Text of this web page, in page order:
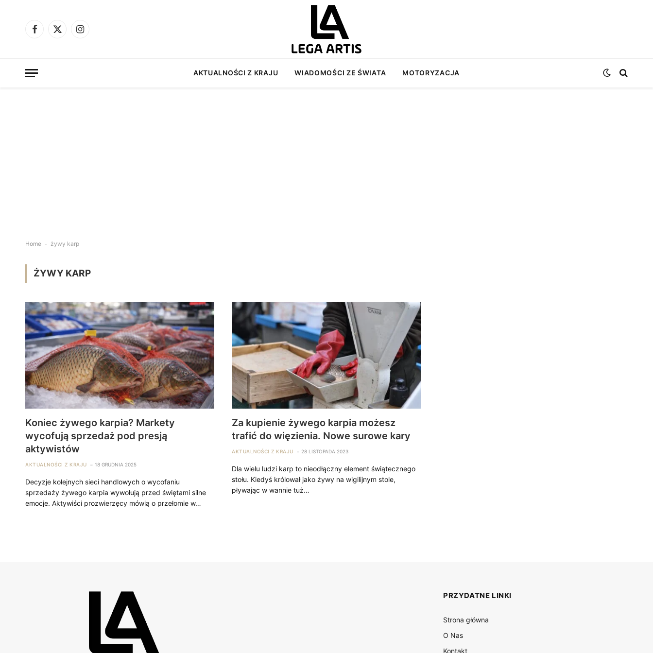
Facebook
X
Instagram
AKTUALNOŚCI Z KRAJU WIADOMOŚCI ZE ŚWIATA MOTORYZACJA
Home - żywy karp
ŻYWY KARP
Koniec żywego karpia? Markety
wycofują sprzedaż pod presją
aktywistów
AKTUALNOŚCI Z KRAJU 18 GRUDNIA 2025
Decyzje kolejnych sieci handlowych o wycofaniu
sprzedaży żywego karpia wywołują przed świętami silne
emocje. Aktywiści prozwierzęcy mówią o przełomie w…
Za kupienie żywego karpia możesz
trafić do więzienia. Nowe surowe kary
AKTUALNOŚCI Z KRAJU 28 LISTOPADA 2023
Dla wielu ludzi karp to nieodłączny element świątecznego
stołu. Kiedyś królował jako żywy na wigilijnym stole,
pływając w wannie tuż…
PRZYDATNE LINKI
Strona główna
O Nas
Kontakt